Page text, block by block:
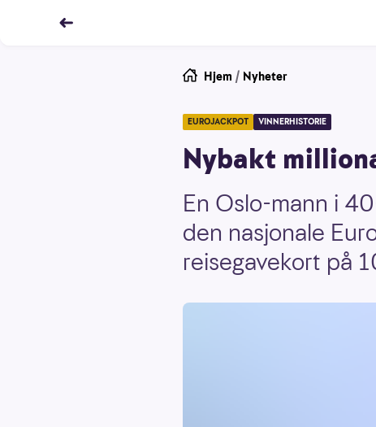
Hjem / Nyheter
EUROJACKPOT VINNERHISTORIE
Nybakt
En Oslo-mann i
den nasjonale
reisegavekort på